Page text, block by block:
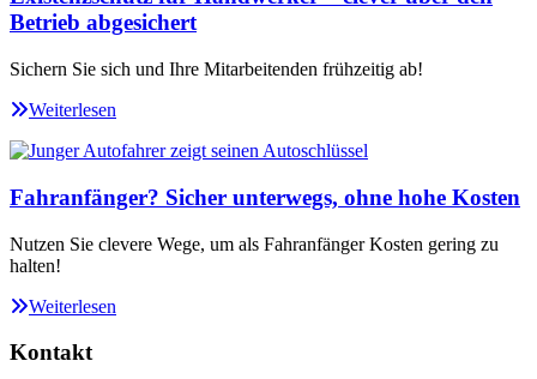
Betrieb abgesichert
Sichern Sie sich und Ihre Mitarbeitenden frühzeitig ab!
Weiterlesen
Fahranfänger? Sicher unterwegs, ohne hohe Kosten
Nutzen Sie clevere Wege, um als Fahranfänger Kosten gering zu
halten!
Weiterlesen
Kontakt